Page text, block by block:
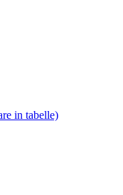
in tabelle)